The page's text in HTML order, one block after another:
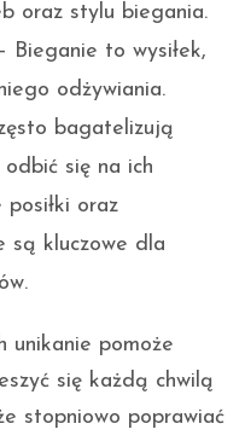
oraz stylu biegania.
Bieganie to wysiłek,
odżywiania.
bagatelizują
się na ich
posiłki oraz
są kluczowe dla
unikanie pomoże
się każdą chwilą
stopniowo poprawiać